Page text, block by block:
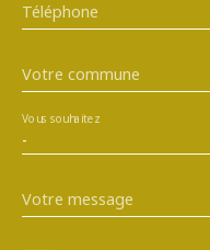
Téléphone
Votre commune
-
Vous souhaitez
Votre message